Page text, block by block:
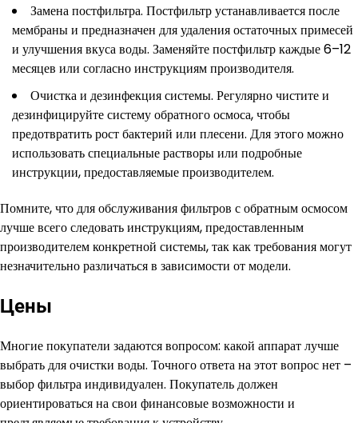
Замена постфильтра. Постфильтр устанавливается после
мембраны и предназначен для удаления остаточных примесей
и улучшения вкуса воды. Заменяйте постфильтр каждые 6–12
месяцев или согласно инструкциям производителя.
Очистка и дезинфекция системы. Регулярно чистите и
дезинфицируйте систему обратного осмоса, чтобы
предотвратить рост бактерий или плесени. Для этого можно
использовать специальные растворы или подробные
инструкции, предоставляемые производителем.
Помните, что для обслуживания фильтров с обратным осмосом
лучше всего следовать инструкциям, предоставленным
производителем конкретной системы, так как требования могут
незначительно различаться в зависимости от модели.
Цены
Многие покупатели задаются вопросом: какой аппарат лучше
выбрать для очистки воды. Точного ответа на этот вопрос нет –
выбор фильтра индивидуален. Покупатель должен
ориентироваться на свои финансовые возможности и